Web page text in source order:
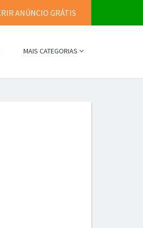
ANÚNCIO GRÁTIS
MAIS CATEGORIAS